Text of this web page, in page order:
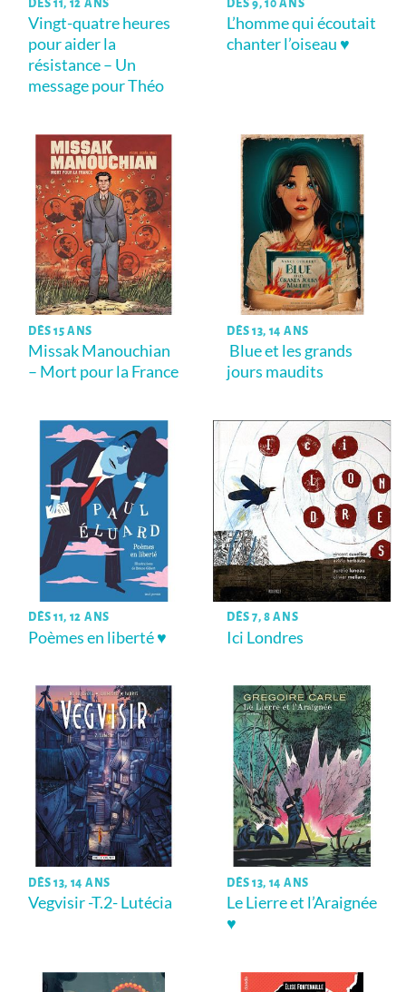
DÈS 11, 12 ANS
Vingt-quatre heures
pour aider la
résistance – Un
message pour Théo
DÈS 9, 10 ANS
L’homme qui écoutait
chanter l’oiseau ♥
DÈS 15 ANS
Missak Manouchian
– Mort pour la France
DÈS 13, 14 ANS
Blue et les grands
jours maudits
DÈS 11, 12 ANS
Poèmes en liberté ♥
DÈS 7, 8 ANS
Ici Londres
DÈS 13, 14 ANS
Vegvisir -T.2- Lutécia
DÈS 13, 14 ANS
Le Lierre et l’Araignée
♥